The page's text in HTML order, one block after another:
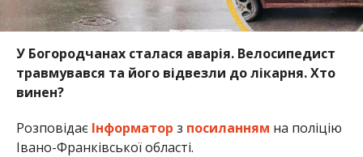
У Богородчанах сталася аварія. Велосипедист
травмувався та його відвезли до лікарня. Хто
винен?
Розповідає Інформатор з посиланням на поліцію
Івано-Франківської області.